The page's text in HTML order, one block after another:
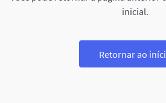
inicial.
Retornar ao